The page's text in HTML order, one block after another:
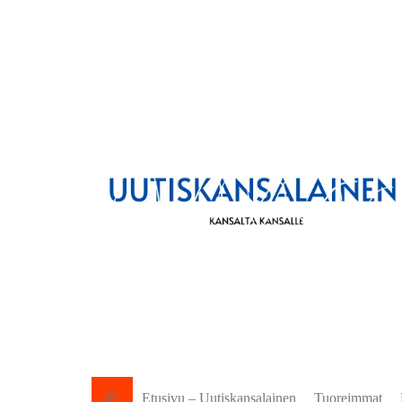
Etusivu – Uutiskansalainen Tuoreimmat